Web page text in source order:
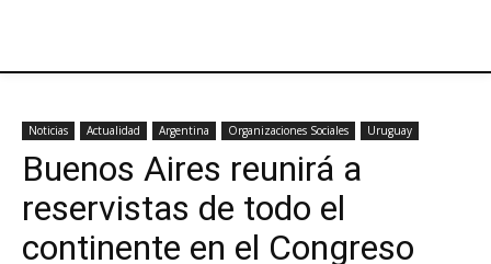
Noticias Actualidad Argentina Organizaciones Sociales Uruguay
Buenos Aires reunirá a
reservistas de todo el
continente en el Congreso